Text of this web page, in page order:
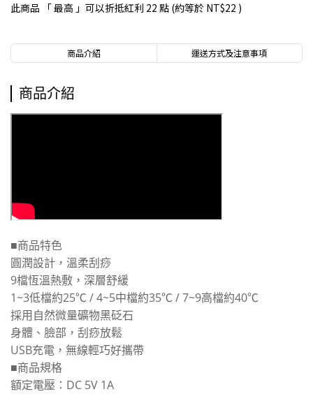
此商品 「 最高 」可以折抵紅利 22 點 (約等於 NT$22 )
商品介紹 運送方式及注意事項
商品介紹
■商品特色
圓潤設計，溫柔刮痧
9檔恆溫熱敷，深層舒緩
1~3低檔約25℃ / 4~5中檔約35℃ / 7~9高檔約40℃
採用自然微量礦物黑砭石
身體、臉部，刮痧放鬆
USB充電，無線輕巧好攜帶
■商品規格
額定電壓：DC 5V 1A